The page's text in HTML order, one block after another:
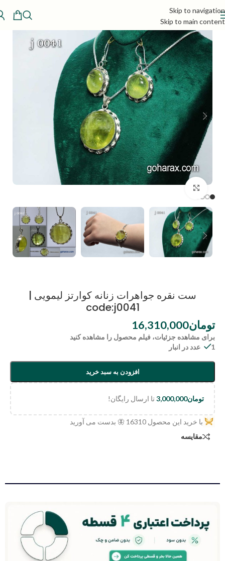
Skip to navigation
Skip to main content
ست نقره جواهرات زنانه کوارتز لیمویی |
code:j0041
تومان16,310,000
برای مشاهده جزئیات، فیلم محصول را مشاهده کنید
1 عدد در انبار
افزودن به سبد خرید
تومان3,000,000تا ارسال رایگان!
با خرید این محصول 16310 🦋 بدست می آورید
مقایسه